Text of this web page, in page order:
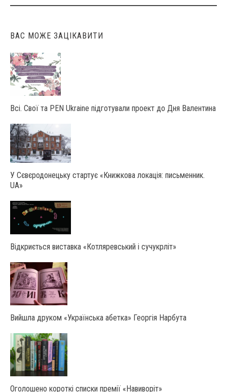
ВАС МОЖЕ ЗАЦІКАВИТИ
Всі. Свої та PEN Ukraine підготували проект до Дня Валентина
У Сєвєродонецьку стартує «Книжкова локація: письменник.
UA»
Відкриється виставка «Котляревський і сучукрліт»
Вийшла друком «Українська абетка» Георгія Нарбута
Оголошено короткі списки премії «Навиворіт»